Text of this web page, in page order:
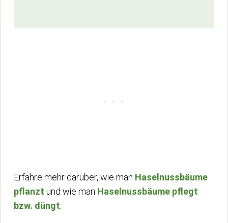
Erfahre mehr darüber, wie man Haselnussbäume
pflanzt und wie man Haselnussbäume pflegt
bzw. düngt